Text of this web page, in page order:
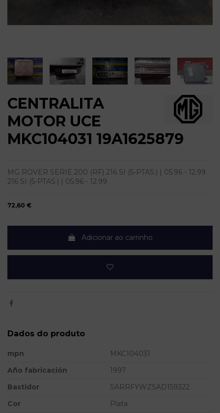
CENTRALITA
MOTOR UCE
MKC104031 19A1625879
MG ROVER SERIE 200 (RF) 216 SI (5-PTAS.) | 05.96 - 12.99
216 SI (5-PTAS.) | 05.96 - 12.99
72,60 €
Adicionar ao carrinho
Dados do produto
mpn
MKC104031
Año fabricación
1997
Bastidor
SARRFYWZSAD159322
Cor
Plata